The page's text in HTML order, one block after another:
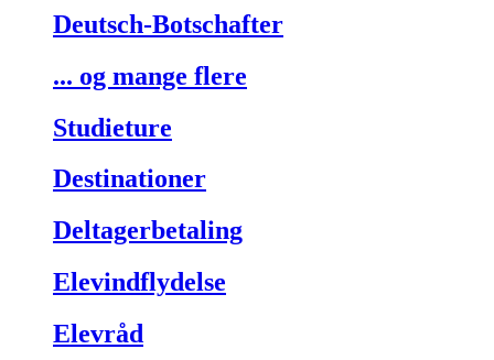
Deutsch-Botschafter
... og mange flere
Studieture
Destinationer
Deltagerbetaling
Elevindflydelse
Elevråd